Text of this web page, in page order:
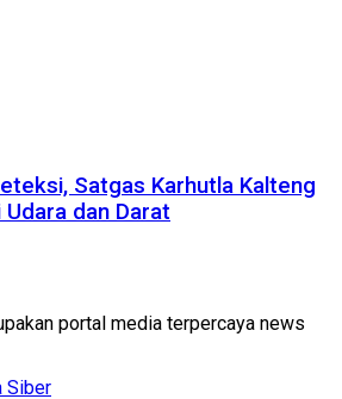
Satgas Karhutla Kalteng
dan Darat
portal media terpercaya news
Siber